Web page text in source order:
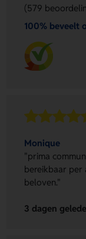
(579
100% beveelt
Monique
"prima
bereikbaar per
beloven."
3 dagen